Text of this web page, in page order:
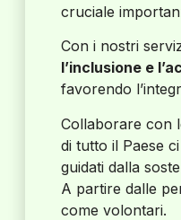
cruciale
Con i nostri
l’inclusione e
favorendo
Collaborare con
di tutto il Paese
guidati dalla
A partire dalle
come volontari.